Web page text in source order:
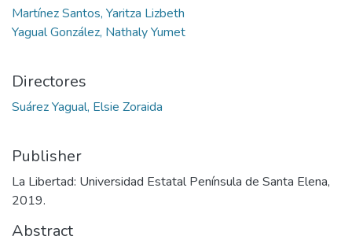
Martínez Santos, Yaritza Lizbeth
Yagual González, Nathaly Yumet
Directores
Suárez Yagual, Elsie Zoraida
Publisher
La Libertad: Universidad Estatal Península de Santa Elena,
2019.
Abstract